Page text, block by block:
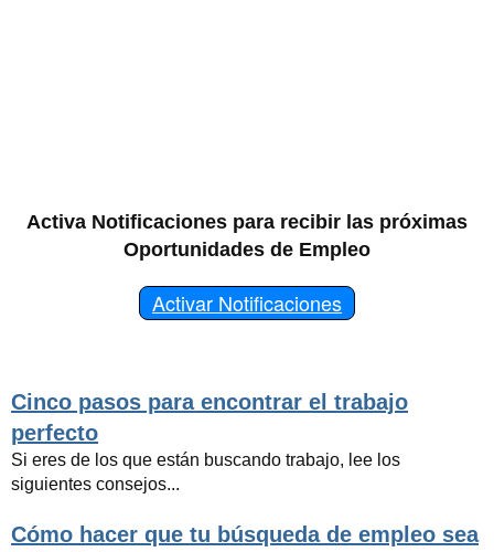
Activa Notificaciones para recibir las próximas
Oportunidades de Empleo
Activar Notificaciones
Cinco pasos para encontrar el trabajo
perfecto
Si eres de los que están buscando trabajo, lee los
siguientes consejos...
Cómo hacer que tu búsqueda de empleo sea